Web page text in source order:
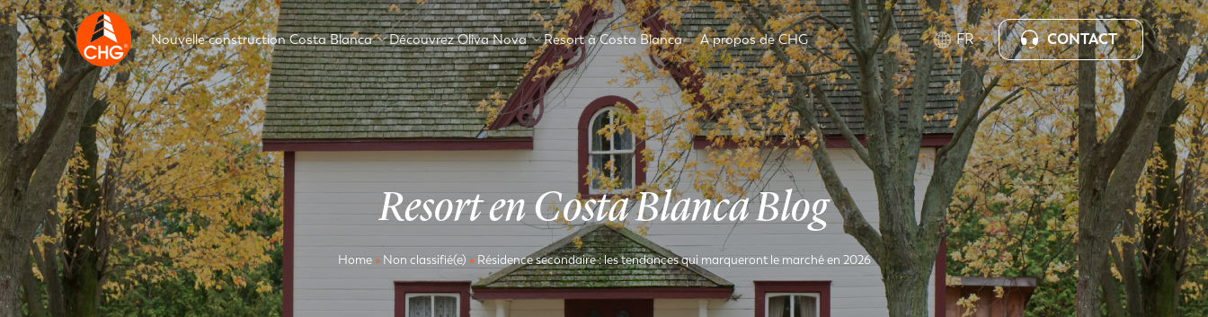
Nouvelle construction Costa Blanca Découvrez Oliva Nova Resort à Costa Blanca A propos de CHG FR CONTACT
Resort en Costa Blanca Blog
Home» Non classifié(e) » Résidence secondaire : les tendances qui marqueront le marché en 2026